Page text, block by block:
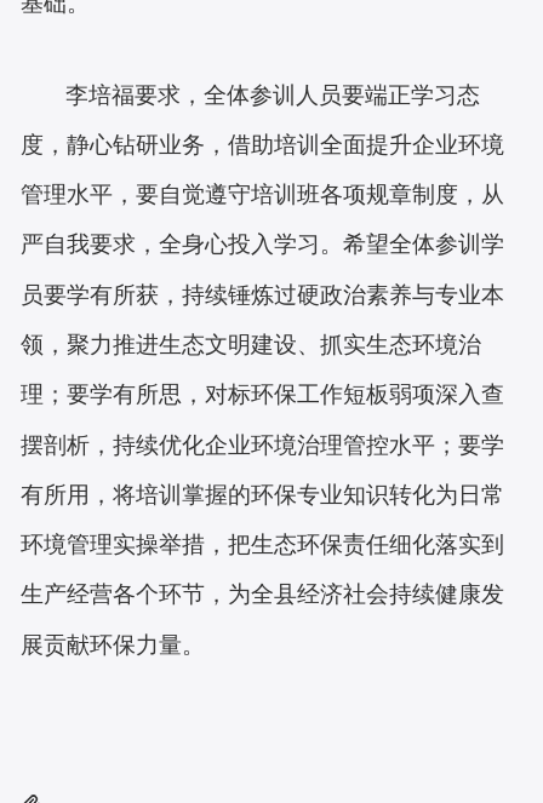
李培福要求，全体参训人员要端正学习态
度，静心钻研业务，借助培训全面提升企业环境
管理水平，要自觉遵守培训班各项规章制度，从
严自我要求，全身心投入学习。希望全体参训学
员要学有所获，持续锤炼过硬政治素养与专业本
领，聚力推进生态文明建设、抓实生态环境治
理；要学有所思，对标环保工作短板弱项深入查
摆剖析，持续优化企业环境治理管控水平；要学
有所用，将培训掌握的环保专业知识转化为日常
环境管理实操举措，把生态环保责任细化落实到
生产经营各个环节，为全县经济社会持续健康发
展贡献环保力量。